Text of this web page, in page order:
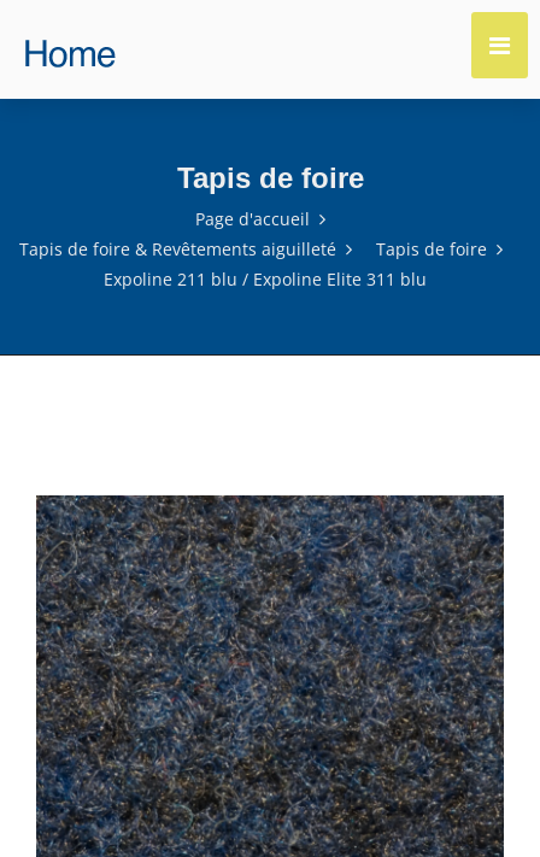
Tapis de foire
Page d'accueil
Tapis de foire & Revêtements aiguilleté
Tapis de foire
Expoline 211 blu / Expoline Elite 311 blu